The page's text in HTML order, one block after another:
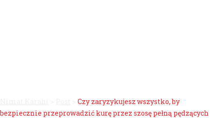
Czy zaryzykujesz wszystko, by
bezpiecznie przeprowadzić kurę przez szosę pełną pędzących